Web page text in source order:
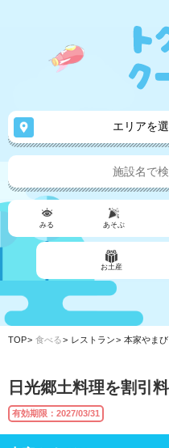
エリアを
みる あそぶ
お土産
TOP 食べる レストラン 本家やまび
日光郷土料理を割引
有効期限：2027/03/31